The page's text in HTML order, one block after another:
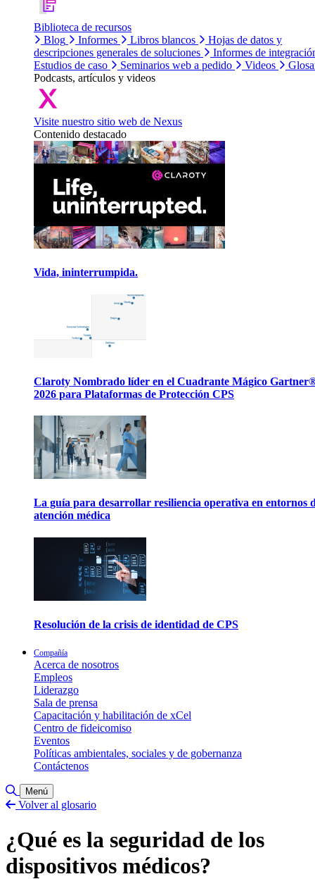
Biblioteca de recursos
Blog
Informes Libros blancos
Hojas de datos y
descripciones generales de soluciones
Informes de
Estudios de caso
Seminarios web a pedido Videos
Podcasts, artículos y videos
Visite nuestro sitio web de Nexus
Contenido destacado
Vida, ininterrumpida.
Claroty Nombrado líder en el Cuadrante Mágico
2026 para Plataformas de Protección CPS
La guía para desarrollar resiliencia operativa en entornos
atención médica
Resolución de la crisis de identidad de CPS
Compañía
Acerca de nosotros
Empleos
Liderazgo
Sala de prensa
Capacitación y habilitación de xCel
Centro de fideicomiso
Eventos
Políticas ambientales, sociales y de gobernanza
Contáctenos
Alternar búsqueda
Menú
Volver al glosario
¿Qué es la seguridad de los
dispositivos médicos?